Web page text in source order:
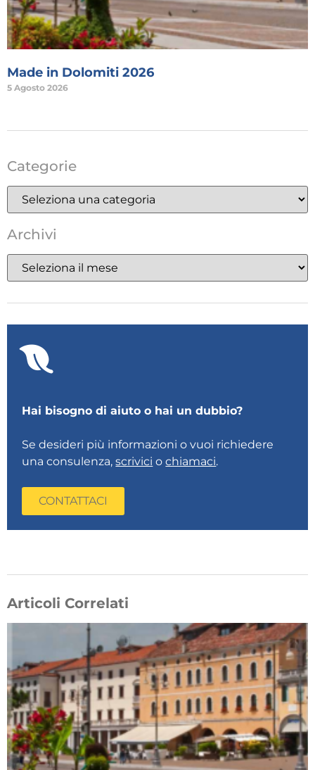
Made in Dolomiti 2026
5 Agosto 2026
Categorie
Archivi
Hai bisogno di aiuto o hai un dubbio?
Se desideri più informazioni o vuoi richiedere
una consulenza,scrivici ochiamaci.
CONTATTACI
Articoli Correlati